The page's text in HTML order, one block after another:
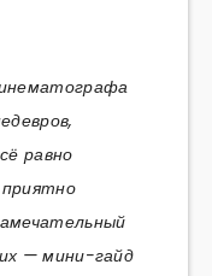
равно
— мини-гайд